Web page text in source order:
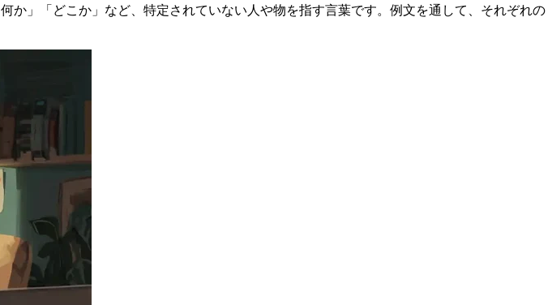
」「どこか」など、特定されていない人や物を指す言葉です。例文を通して、それぞれの